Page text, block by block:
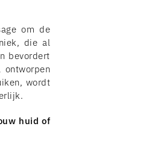
om de
die al
bevordert
ontworpen
wordt
huid of